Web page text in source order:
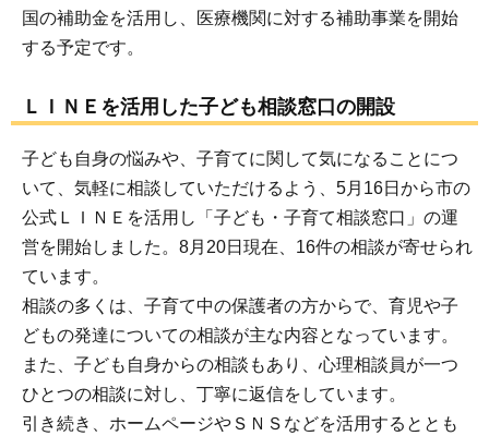
国の補助金を活用し、医療機関に対する補助事業を開始
する予定です。
ＬＩＮＥを活用した子ども相談窓口の開設
子ども自身の悩みや、子育てに関して気になることにつ
いて、気軽に相談していただけるよう、5月16日から市の
公式ＬＩＮＥを活用し「子ども・子育て相談窓口」の運
営を開始しました。8月20日現在、16件の相談が寄せられ
ています。
相談の多くは、子育て中の保護者の方からで、育児や子
どもの発達についての相談が主な内容となっています。
また、子ども自身からの相談もあり、心理相談員が一つ
ひとつの相談に対し、丁寧に返信をしています。
引き続き、ホームページやＳＮＳなどを活用するととも